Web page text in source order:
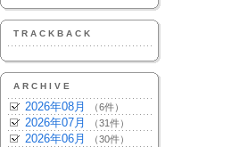
TRACKBACK
ARCHIVE
2026年08月 （6件）
2026年07月 （31件）
2026年06月 （30件）